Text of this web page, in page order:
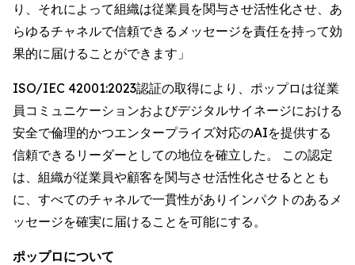
り、それによって組織は従業員を関与させ活性化させ、あ
らゆるチャネルで信頼できるメッセージを責任を持って効
果的に届けることができます」
ISO/IEC 42001:2023認証の取得により、ポップロは従業
員コミュニケーションおよびデジタルサイネージにおける
安全で倫理的かつエンタープライズ対応のAIを提供する
信頼できるリーダーとしての地位を確立した。 この認定
は、組織が従業員や顧客を関与させ活性化させるととも
に、すべてのチャネルで一貫性がありインパクトのあるメ
ッセージを確実に届けることを可能にする。
ポップロについて